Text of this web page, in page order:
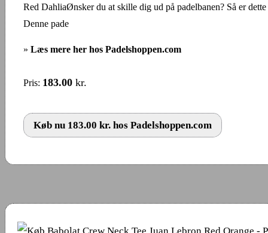
Red DahliaØnsker du at skille dig ud på padelbanen? Så er
Denne pade
» Læs mere her hos Padelshoppen.com
Pris: 183.00 kr.
Køb nu 183.00 kr. hos Padelshoppen.com